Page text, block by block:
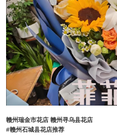
赣州瑞金市花店 赣州寻乌县花店
#赣州石城县花店推荐